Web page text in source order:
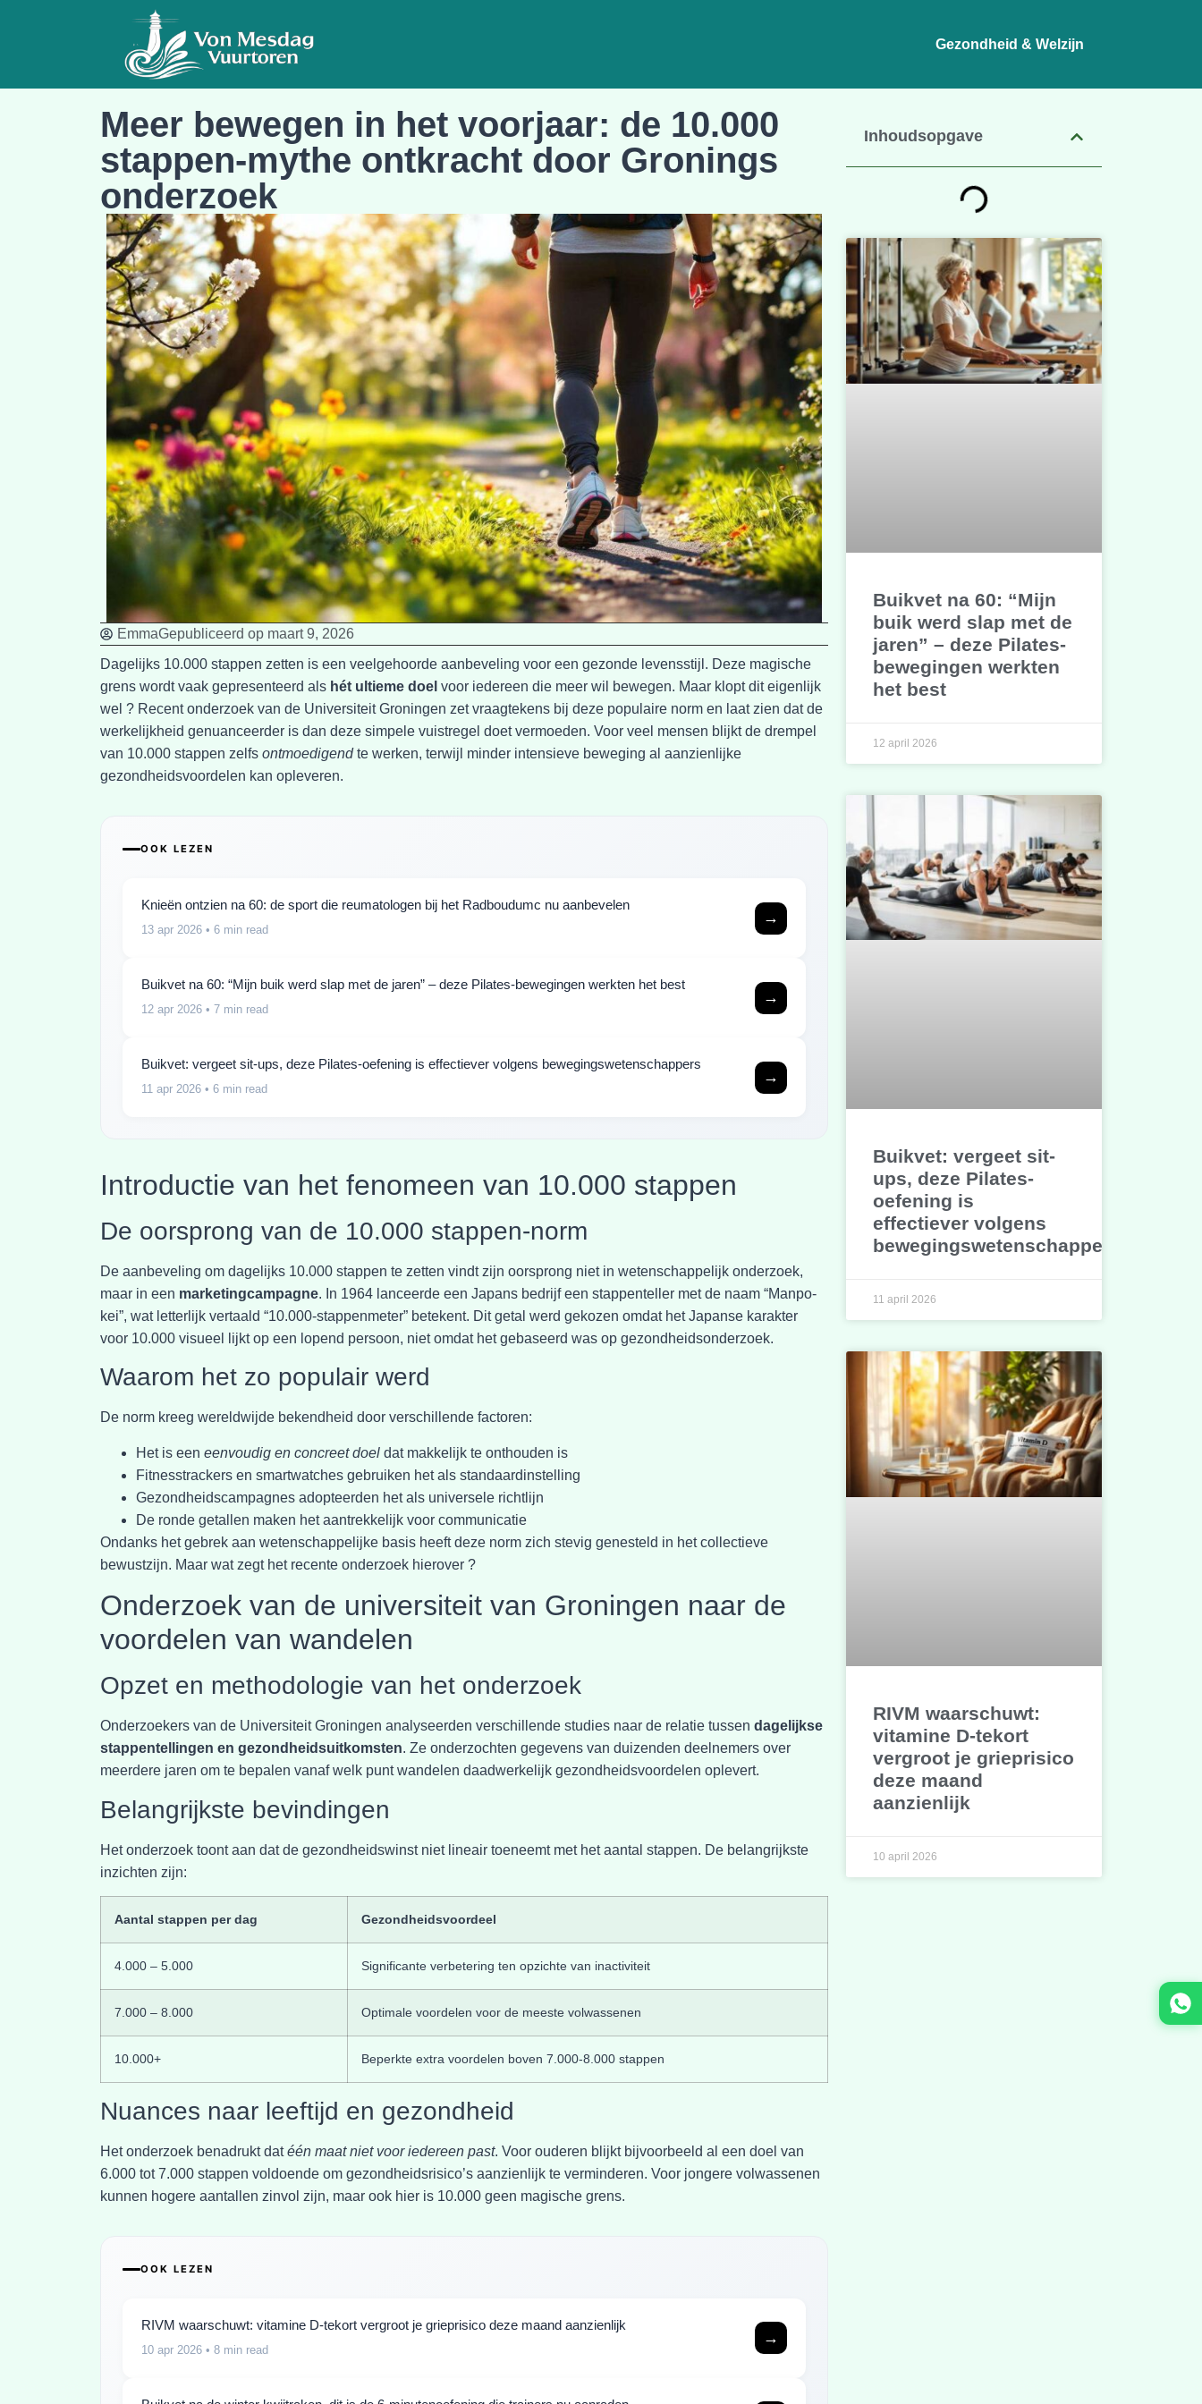
Gezondheid & Welzijn
Inhoudsopgave
Buikvet na 60: “Mijn
buik werd slap met de
jaren” – deze Pilates-
bewegingen werkten
het best
12 april 2026
Buikvet: vergeet sit-
ups, deze Pilates-
oefening is
effectiever volgens
bewegingswetenschappers
11 april 2026
RIVM waarschuwt:
vitamine D-tekort
vergroot je grieprisico
deze maand
aanzienlijk
10 april 2026
Meer bewegen in het voorjaar: de 10.000
stappen-mythe ontkracht door Gronings
onderzoek
EmmaGepubliceerd op maart 9, 2026
Dagelijks 10.000 stappen zetten is een veelgehoorde aanbeveling voor een gezonde levensstijl. Deze magische
grens wordt vaak gepresenteerd als hét ultieme doel voor iedereen die meer wil bewegen. Maar klopt dit eigenlijk
wel ? Recent onderzoek van de Universiteit Groningen zet vraagtekens bij deze populaire norm en laat zien dat de
werkelijkheid genuanceerder is dan deze simpele vuistregel doet vermoeden. Voor veel mensen blijkt de drempel
van 10.000 stappen zelfs ontmoedigendte werken, terwijl minder intensieve beweging al aanzienlijke
gezondheidsvoordelen kan opleveren.
OOK LEZEN
Knieën ontzien na 60: de sport die reumatologen bij het Radboudumc nu aanbevelen
13 apr 2026 • 6 min read
→
Buikvet na 60: “Mijn buik werd slap met de jaren” – deze Pilates-bewegingen werkten het best
12 apr 2026 • 7 min read
→
Buikvet: vergeet sit-ups, deze Pilates-oefening is effectiever volgens bewegingswetenschappers
11 apr 2026 • 6 min read
→
Introductie van het fenomeen van 10.000 stappen
De oorsprong van de 10.000 stappen-norm
De aanbeveling om dagelijks 10.000 stappen te zetten vindt zijn oorsprong niet in wetenschappelijk onderzoek,
maar in een marketingcampagne. In 1964 lanceerde een Japans bedrijf een stappenteller met de naam “Manpo-
kei”, wat letterlijk vertaald “10.000-stappenmeter” betekent. Dit getal werd gekozen omdat het Japanse karakter
voor 10.000 visueel lijkt op een lopend persoon, niet omdat het gebaseerd was op gezondheidsonderzoek.
Waarom het zo populair werd
De norm kreeg wereldwijde bekendheid door verschillende factoren:
Het is een eenvoudig en concreet doel dat makkelijk te onthouden is
Fitnesstrackers en smartwatches gebruiken het als standaardinstelling
Gezondheidscampagnes adopteerden het als universele richtlijn
De ronde getallen maken het aantrekkelijk voor communicatie
Ondanks het gebrek aan wetenschappelijke basis heeft deze norm zich stevig genesteld in het collectieve
bewustzijn. Maar wat zegt het recente onderzoek hierover ?
Onderzoek van de universiteit van Groningen naar de
voordelen van wandelen
Opzet en methodologie van het onderzoek
Onderzoekers van de Universiteit Groningen analyseerden verschillende studies naar de relatie tussen dagelijkse
stappentellingen en gezondheidsuitkomsten. Ze onderzochten gegevens van duizenden deelnemers over
meerdere jaren om te bepalen vanaf welk punt wandelen daadwerkelijk gezondheidsvoordelen oplevert.
Belangrijkste bevindingen
Het onderzoek toont aan dat de gezondheidswinst niet lineair toeneemt met het aantal stappen. De belangrijkste
inzichten zijn:
Aantal stappen per dag Gezondheidsvoordeel
4.000 – 5.000 Significante verbetering ten opzichte van inactiviteit
7.000 – 8.000 Optimale voordelen voor de meeste volwassenen
10.000+ Beperkte extra voordelen boven 7.000-8.000 stappen
Nuances naar leeftijd en gezondheid
Het onderzoek benadrukt datéén maat niet voor iedereen past. Voor ouderen blijkt bijvoorbeeld al een doel van
6.000 tot 7.000 stappen voldoende om gezondheidsrisico’s aanzienlijk te verminderen. Voor jongere volwassenen
kunnen hogere aantallen zinvol zijn, maar ook hier is 10.000 geen magische grens.
OOK LEZEN
RIVM waarschuwt: vitamine D-tekort vergroot je grieprisico deze maand aanzienlijk
10 apr 2026 • 8 min read
→